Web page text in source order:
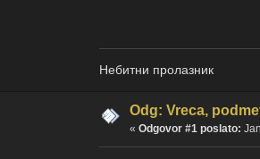
Небитни пролазник
Odg: Vreca,
« Odgovor #1 poslato: